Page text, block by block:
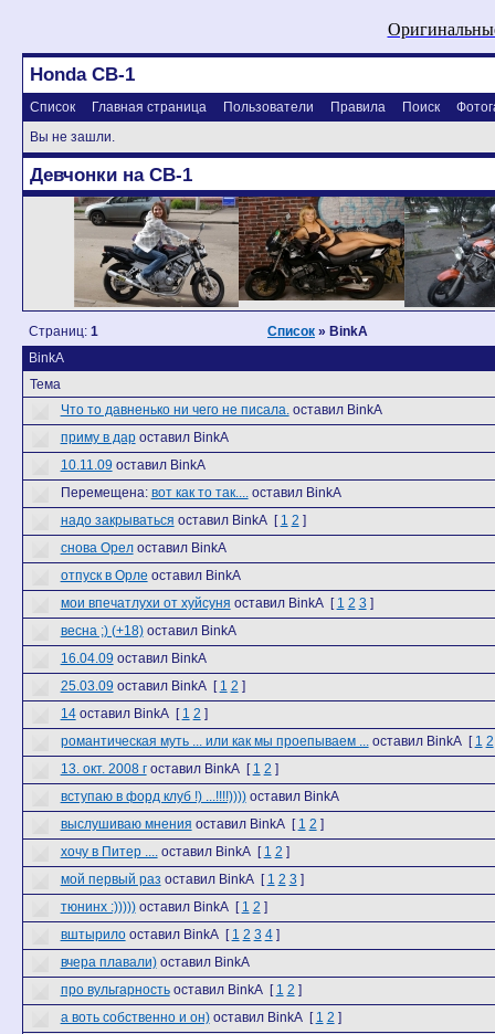
Honda CB-1
Список Главная страница Пользователи Правила Поиск
Вы не зашли.
Девчонки на CB-1
Страниц: 1 Список » BinkA
BinkA
Тема
Что то давненько ни чего не писала. оставил BinkA
приму в дар оставил BinkA
10.11.09 оставил BinkA
Перемещена: вот как то так.... оставил BinkA
надо закрываться оставил BinkA[ 1 2 ]
снова Орел оставил BinkA
отпуск в Орле оставил BinkA
мои впечатлухи от хуйсуня оставил BinkA[ 1 2 3 ]
весна ;) (+18) оставил BinkA
16.04.09 оставил BinkA
25.03.09 оставил BinkA[ 1 2 ]
14 оставил BinkA[ 1 2 ]
романтическая муть ... или как мы проепываем ... оставил BinkA[ 1 2
13. окт. 2008 г оставил BinkA[ 1 2 ]
вступаю в форд клуб !) ...!!!!)))) оставил BinkA
выслушиваю мнения оставил BinkA[ 1 2 ]
хочу в Питер .... оставил BinkA[ 1 2 ]
мой первый раз оставил BinkA[ 1 2 3 ]
тюнинх :))))) оставил BinkA[ 1 2 ]
вштырило оставил BinkA[ 1 2 3 4]
вчера плавали) оставил BinkA
про вульгарность оставил BinkA[ 1 2 ]
а воть собственно и он) оставил BinkA[ 1 2 ]